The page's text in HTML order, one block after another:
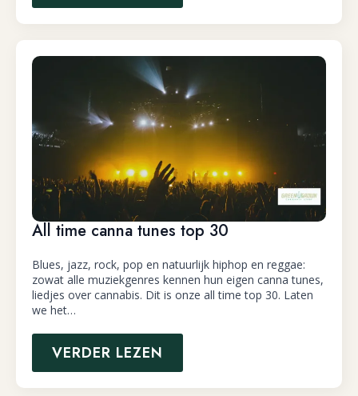
All time canna tunes top 30
Blues, jazz, rock, pop en natuurlijk hiphop en reggae:
zowat alle muziekgenres kennen hun eigen canna tunes,
liedjes over cannabis. Dit is onze all time top 30. Laten
we het…
VERDER LEZEN